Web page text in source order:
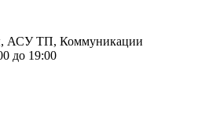
АСУ ТП, Коммуникации
до 19:00